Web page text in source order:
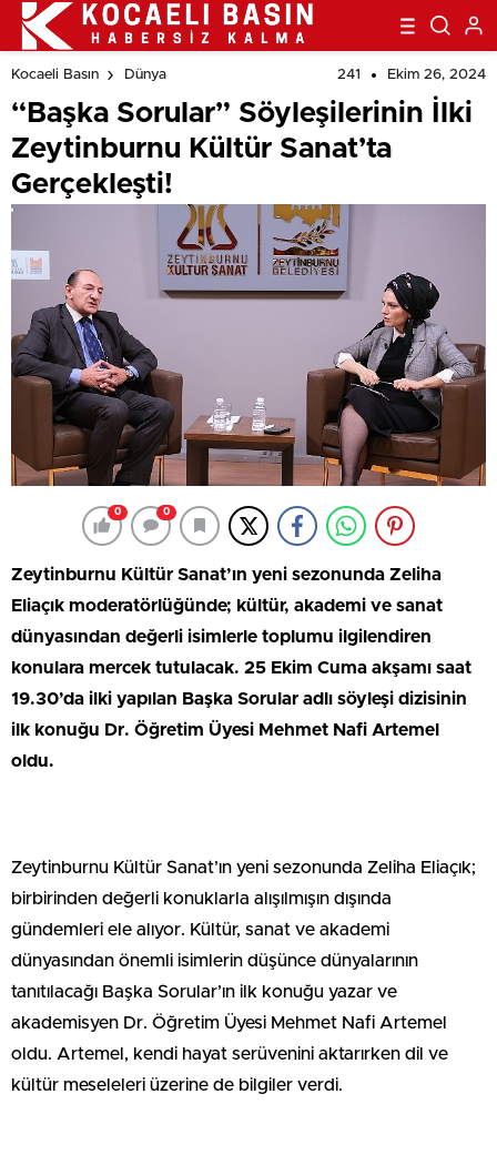
Kocaeli Basın Dünya 241 Ekim 26, 2024
“Başka Sorular” Söyleşilerinin İlki
Zeytinburnu Kültür Sanat’ta
Gerçekleşti!
0 0
Zeytinburnu Kültür Sanat’ın yeni sezonunda Zeliha
Eliaçık moderatörlüğünde; kültür, akademi ve sanat
dünyasından değerli isimlerle toplumu ilgilendiren
konulara mercek tutulacak. 25 Ekim Cuma akşamı saat
19.30’da ilki yapılan Başka Sorular adlı söyleşi dizisinin
ilk konuğu Dr. Öğretim Üyesi Mehmet Nafi Artemel
oldu.
Zeytinburnu Kültür Sanat’ın yeni sezonunda Zeliha Eliaçık;
birbirinden değerli konuklarla alışılmışın dışında
gündemleri ele alıyor. Kültür, sanat ve akademi
dünyasından önemli isimlerin düşünce dünyalarının
tanıtılacağı Başka Sorular’ın ilk konuğu yazar ve
akademisyen Dr. Öğretim Üyesi Mehmet Nafi Artemel
oldu. Artemel, kendi hayat serüvenini aktarırken dil ve
kültür meseleleri üzerine de bilgiler verdi.